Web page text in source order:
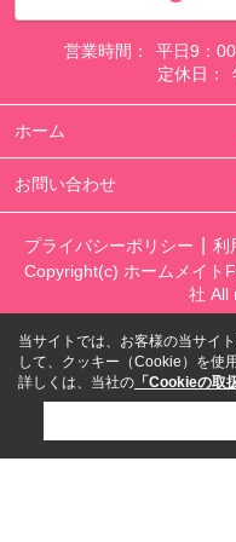
営業時間：
平日9：
定休日：
ホーム
お問い合わせ
プライバシーポリシー 利
Copyright(c) ホームメイト
社 All
当サイトでは、お客様の当サイ
して、クッキー（Cookie）を使
詳しくは、当社の 「Cookieの取